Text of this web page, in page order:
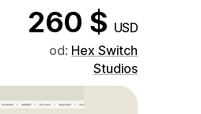
260 $ USD
od: Hex Switch
Studios